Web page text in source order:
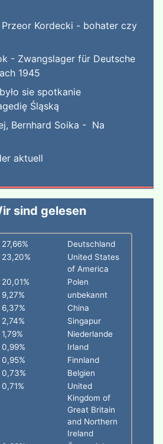
Kordecki - bohater czy
- Zwangslager für Deutsche
1945
sie spotkanie
Śląską
Bernhard Soika - Na
aktuell
sind gelesen
27,66%
Deutschland
23,20%
United States
of America
20,01%
Polen
9,27%
unbekannt
6,37%
China
2,74%
Singapur
1,79%
Niederlande
0,99%
Irland
0,95%
Finnland
0,73%
Belgien
0,71%
United
Kingdom of
Great Britain
and Northern
Ireland